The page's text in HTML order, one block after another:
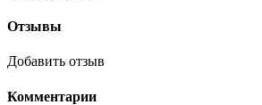
Отзывы
Добавить отзыв
Комментарии